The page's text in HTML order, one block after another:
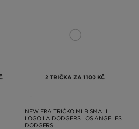
2 TRIČKA ZA 1100 KČ
NEW ERA TRIČKO MLB SMALL
LOGO LA DODGERS LOS ANGELES
DODGERS